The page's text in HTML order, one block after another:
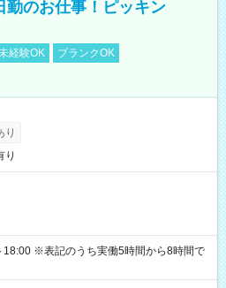
勤のお仕事！ピッキン
経験OK
ブランクOK
り
り
から8時間で